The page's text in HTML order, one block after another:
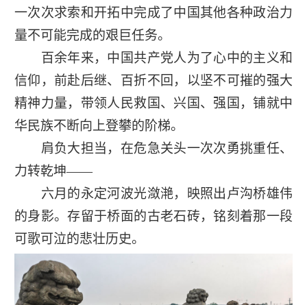
一次次求索和开拓中完成了中国其他各种政治力
量不可能完成的艰巨任务。
百余年来，中国共产党人为了心中的主义和
信仰，前赴后继、百折不回，以坚不可摧的强大
精神力量，带领人民救国、兴国、强国，铺就中
华民族不断向上登攀的阶梯。
肩负大担当，在危急关头一次次勇挑重任、
力转乾坤——
六月的永定河波光潋滟，映照出卢沟桥雄伟
的身影。存留于桥面的古老石砖，铭刻着那一段
可歌可泣的悲壮历史。